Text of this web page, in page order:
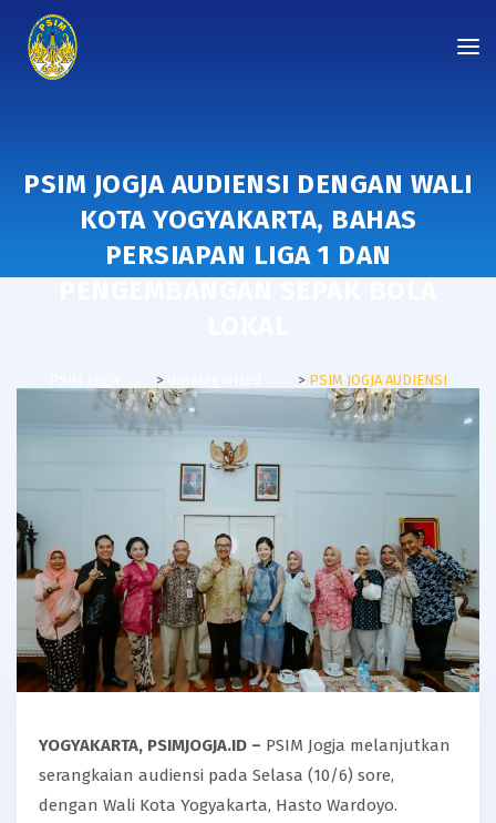
PSIM JOGJA AUDIENSI DENGAN WALI
KOTA YOGYAKARTA, BAHAS
PERSIAPAN LIGA 1 DAN
> > PSIM JOGJA AUDIENSI
DENGAN WALI KOTA YOGYAKARTA, BAHAS PERSIAPAN LIGA 1
DAN PENGEMBANGAN SEPAK BOLA LOKAL
YOGYAKARTA, PSIMJOGJA.ID – PSIM Jogja melanjutkan
serangkaian audiensi pada Selasa (10/6) sore,
dengan Wali Kota Yogyakarta, Hasto Wardoyo.